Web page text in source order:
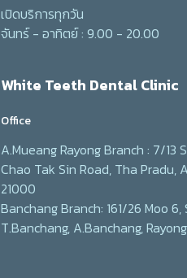
เปิดบริการทุกวัน
จันทร์ - อาทิตย์ : 9.00 - 20.00
White Teeth Dental Clinic
Office
A.Mueang Rayong Branch : 7/13
Chao Tak Sin Road, Tha Pradu,
21000
Banchang Branch: 161/26 Moo
T.Banchang, A.Banchang, Rayong